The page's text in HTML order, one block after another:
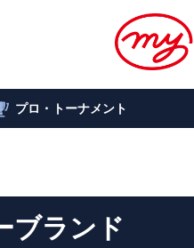
プロ・トーナメント
ブランド